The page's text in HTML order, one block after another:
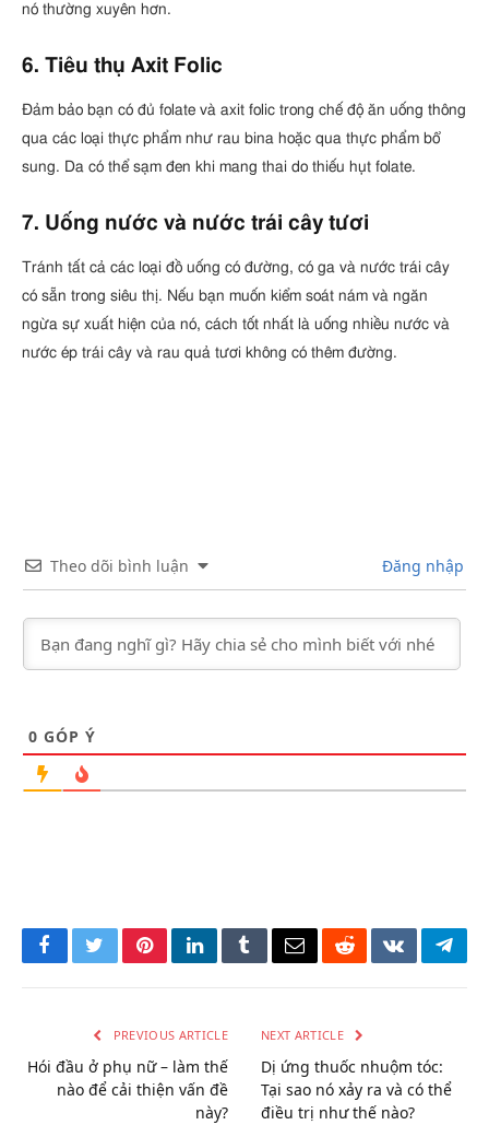
nó thường xuyên hơn.
6. Tiêu thụ Axit Folic
Đảm bảo bạn có đủ folate và axit folic trong chế độ ăn uống thông
qua các loại thực phẩm như rau bina hoặc qua thực phẩm bổ
sung. Da có thể sạm đen khi mang thai do thiếu hụt folate.
7. Uống nước và nước trái cây tươi
Tránh tất cả các loại đồ uống có đường, có ga và nước trái cây
có sẵn trong siêu thị. Nếu bạn muốn kiểm soát nám và ngăn
ngừa sự xuất hiện của nó, cách tốt nhất là uống nhiều nước và
nước ép trái cây và rau quả tươi không có thêm đường.
Theo dõi bình luận Đăng nhập
0 GÓP Ý
FacebookTwitterPinterestLinkedInTumblrEmailRedditVKontakte
PREVIOUS ARTICLE
Hói đầu ở phụ nữ – làm thế
nào để cải thiện vấn đề
này?
NEXT ARTICLE
Dị ứng thuốc nhuộm tóc:
Tại sao nó xảy ra và có thể
điều trị như thế nào?